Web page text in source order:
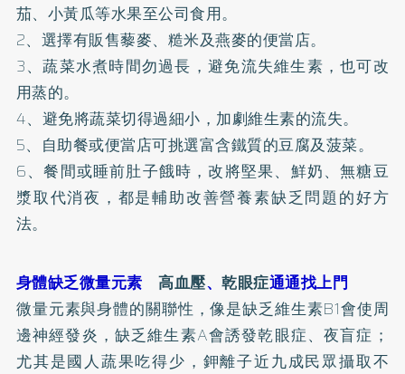
茄、小黃瓜等水果至公司食用。
2、選擇有販售藜麥、糙米及燕麥的便當店。
3、蔬菜水煮時間勿過長，避免流失維生素，也可改
用蒸的。
4、避免將蔬菜切得過細小，加劇維生素的流失。
5、自助餐或便當店可挑選富含鐵質的豆腐及菠菜。
6、餐間或睡前肚子餓時，改將堅果、鮮奶、無糖豆
漿取代消夜，都是輔助改善營養素缺乏問題的好方
法。
身體缺乏微量元素高血壓、乾眼症通通找上門
微量元素與身體的關聯性，像是缺乏維生素B1會使周
邊神經發炎，缺乏維生素A會誘發乾眼症、夜盲症；
尤其是國人蔬果吃得少，鉀離子近九成民眾攝取不